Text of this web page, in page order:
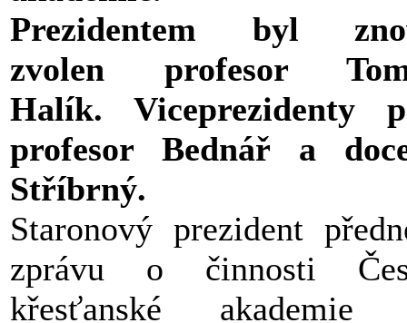
Prezidentem byl
zvolen profesor
Halík. Viceprezidenty
profesor Bednář a
Stříbrný.
Staronový prezident
zprávu o činnosti
křesťanské akademie